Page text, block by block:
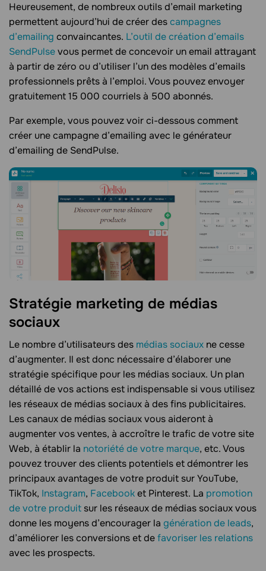
Heureusement, de nombreux outils d’email marketing
permettent aujourd’hui de créer descampagnes
d’emailing convaincantes. L’outil de création d’emails
SendPulsevous permet de concevoir un email attrayant
à partir de zéro ou d’utiliser l’un des modèles d’emails
professionnels prêts à l’emploi. Vous pouvez envoyer
gratuitement 15 000 courriels à 500 abonnés.
Par exemple, vous pouvez voir ci-dessous comment
créer une campagne d’emailing avec le générateur
d’emailing de SendPulse.
Stratégie marketing de médias
sociaux
Le nombre d’utilisateurs des médias sociaux ne cesse
d’augmenter. Il est donc nécessaire d’élaborer une
stratégie spécifique pour les médias sociaux. Un plan
détaillé de vos actions est indispensable si vous utilisez
les réseaux de médias sociaux à des fins publicitaires.
Les canaux de médias sociaux vous aideront à
augmenter vos ventes, à accroître le trafic de votre site
Web, à établir la notoriété de votre marque, etc. Vous
pouvez trouver des clients potentiels et démontrer les
principaux avantages de votre produit sur YouTube,
TikTok, Instagram, Facebooket Pinterest. La promotion
de votre produit sur les réseaux de médias sociaux vous
donne les moyens d’encourager la génération de leads,
d’améliorer les conversions et defavoriser les relations
avec les prospects.